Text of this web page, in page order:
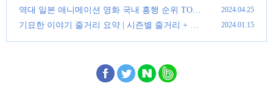
봐야할 드라마)
(0)
역대 일본 애니메이션 영화 국내 흥행 순위 TOP 1
0
(0)
2024.04.25
기묘한 이야기 줄거리 요약 | 시즌별 줄거리 + 후
2024.01.15